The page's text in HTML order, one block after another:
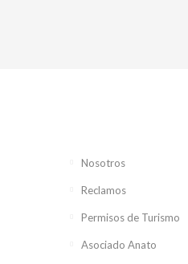
Nosotros
Reclamos
Permisos de Turismo
Asociado Anato